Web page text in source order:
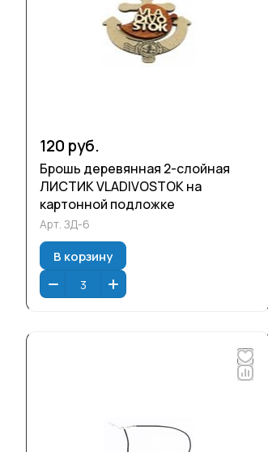
120 руб.
Брошь деревянная 2-слойная
ЛИСТИК VLADIVOSTOK на
картонной подложке
Арт. ЗД-6
В корзину